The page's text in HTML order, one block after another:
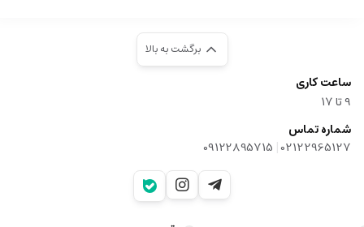
برگشت به بالا
ساعت کاری
9‌ تا ۱۷
شماره تماس
02122965127
|
09122895715